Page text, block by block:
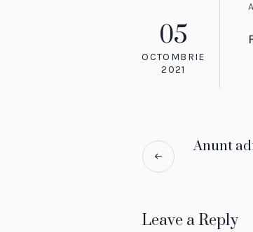
05
OCTOMBRIE
2021
Anunt
Leave a Reply